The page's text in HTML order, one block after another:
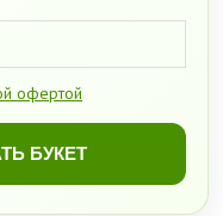
офертой
БУКЕТ